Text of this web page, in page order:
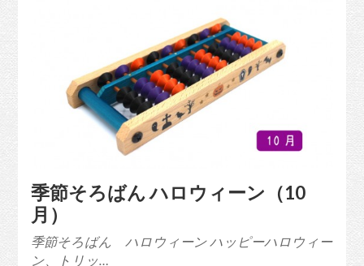
季節そろばん ハロウィーン（10
月）
季節そろばん ハロウィーン ハッピーハロウィー
ン、トリッ…